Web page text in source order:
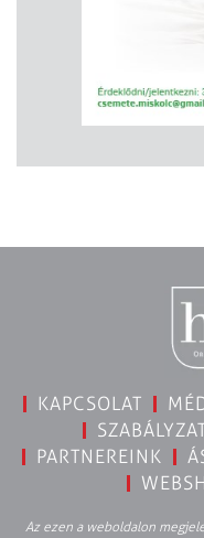
KAPCSOLAT
PARTNEREINK
Az ezen a weboldalon